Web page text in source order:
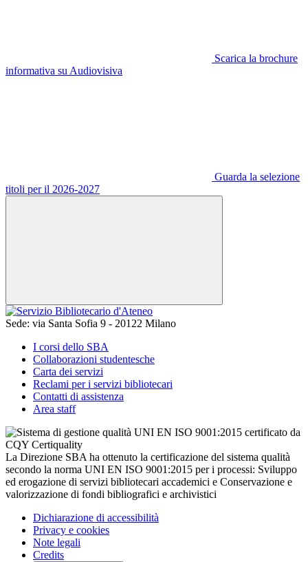
Scarica la brochure
informativa su Audiovisiva
Guarda la selezione
titoli per il 2026-2027
Sede: via Santa Sofia 9 - 20122 Milano
I corsi dello SBA
Collaborazioni studentesche
Carta dei servizi
Reclami per i servizi bibliotecari
Contatti di assistenza
Area staff
La Direzione SBA ha ottenuto la certificazione del sistema qualità
secondo la norma UNI EN ISO 9001:2015 per i processi: Sviluppo
ed erogazione di servizi bibliotecari accademici e Conservazione e
valorizzazione di fondi bibliografici e archivistici
Dichiarazione di accessibilità
Privacy e cookies
Note legali
Credits